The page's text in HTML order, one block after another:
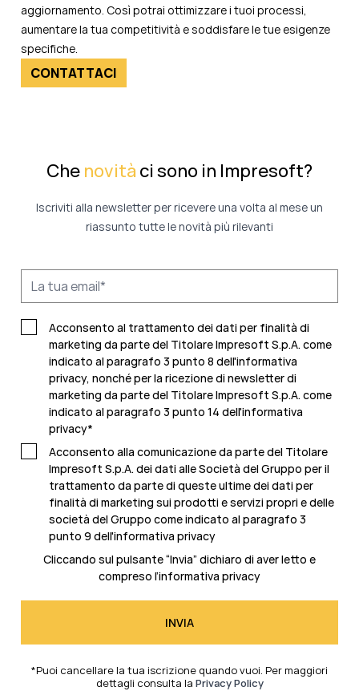
aggiornamento. Così potrai ottimizzare i tuoi processi,
aumentare la tua competitività e soddisfare le tue esigenze
specifiche.
CONTATTACI
Che novità ci sono in Impresoft?
Iscriviti alla newsletter per ricevere una volta al mese un
riassunto tutte le novità più rilevanti
Acconsento al trattamento dei dati per finalità di
marketing da parte del Titolare Impresoft S.p.A. come
indicato al paragrafo 3 punto 8 dell'informativa
privacy, nonché per la ricezione di newsletter di
marketing da parte del Titolare Impresoft S.p.A. come
indicato al paragrafo 3 punto 14 dell'informativa
privacy*
Acconsento alla comunicazione da parte del Titolare
Impresoft S.p.A. dei dati alle Società del Gruppo per il
trattamento da parte di queste ultime dei dati per
finalità di marketing sui prodotti e servizi propri e delle
società del Gruppo come indicato al paragrafo 3
punto 9 dell'informativa privacy
Cliccando sul pulsante “Invia” dichiaro di aver letto e
compreso l’informativa privacy
*Puoi cancellare la tua iscrizione quando vuoi. Per maggiori
dettagli consulta la Privacy Policy